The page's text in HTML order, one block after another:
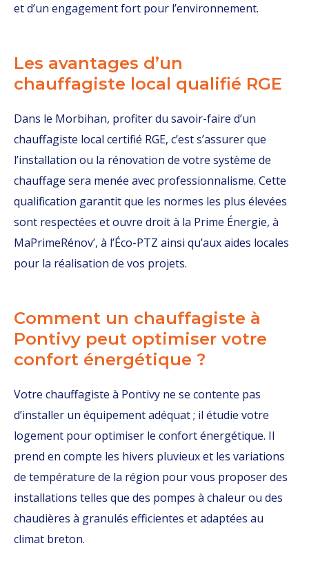
et d’un engagement fort pour l’environnement.
Les avantages d’un
chauffagiste local qualifié RGE
Dans le Morbihan, profiter du savoir-faire d’un
chauffagiste local certifié RGE, c’est s’assurer que
l’installation ou la rénovation de votre système de
chauffage sera menée avec professionnalisme. Cette
qualification garantit que les normes les plus élevées
sont respectées et ouvre droit à la Prime Énergie, à
MaPrimeRénov’, à l’Éco-PTZ ainsi qu’aux aides locales
pour la réalisation de vos projets.
Comment un chauffagiste à
Pontivy peut optimiser votre
confort énergétique ?
Votre chauffagiste à Pontivy ne se contente pas
d’installer un équipement adéquat ; il étudie votre
logement pour optimiser le confort énergétique. Il
prend en compte les hivers pluvieux et les variations
de température de la région pour vous proposer des
installations telles que des pompes à chaleur ou des
chaudières à granulés efficientes et adaptées au
climat breton.